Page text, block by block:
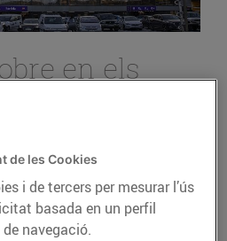
en els
6 nous
i tancarà
inversió
d’euros
de les Cookies
i de tercers per mesurar l’ús
basada en un perfil
navegació.